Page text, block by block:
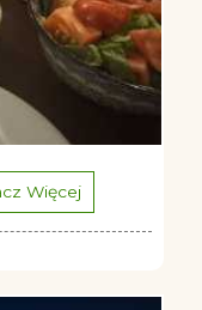
Więcej